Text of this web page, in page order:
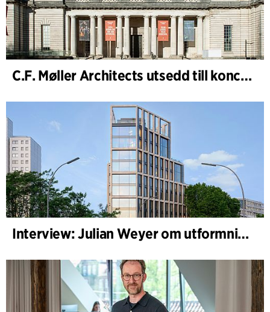
C.F. Møller Architects utsedd till konceptarkitekt för projektet National Museum Cardiff
Interview: Julian Weyer om utformningen av B-One